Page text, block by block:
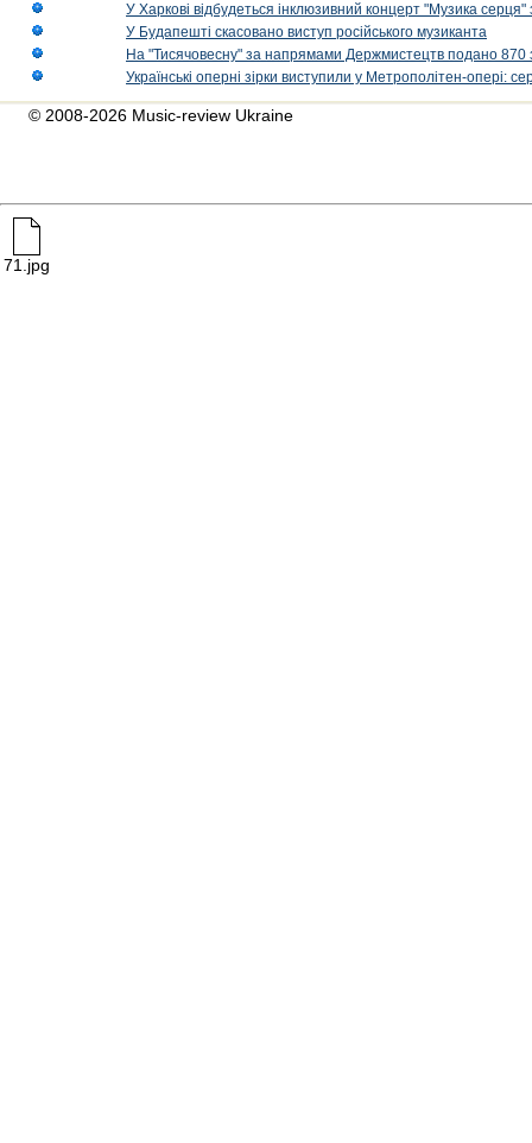
У Харкові відбудеться інклюзивний концерт "Музика
У Будапешті скасовано виступ російського музиканта
На "Тисячовесну" за напрямами Держмистецтв подано 870
Українські оперні зірки виступили у Метрополітен-опері:
© 2008-2026 Music-review Ukraine
71.jpg